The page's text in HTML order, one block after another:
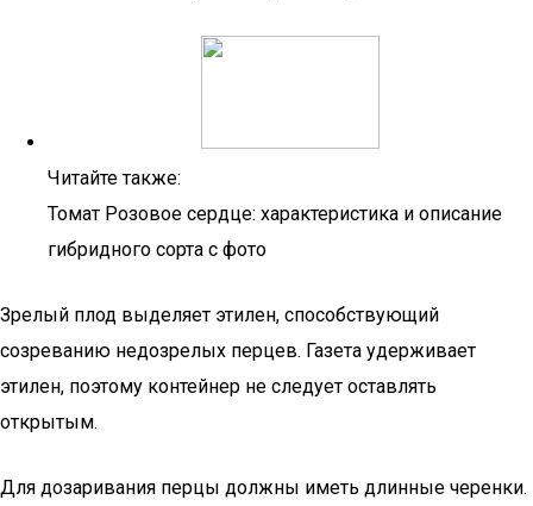
Читайте также:
Томат Розовое сердце: характеристика и описание
гибридного сорта с фото
Зрелый плод выделяет этилен, способствующий
созреванию недозрелых перцев. Газета удерживает
этилен, поэтому контейнер не следует оставлять
открытым.
Для дозаривания перцы должны иметь длинные черенки.